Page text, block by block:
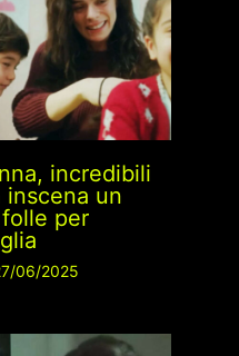
incredibili
un
per
06/2025